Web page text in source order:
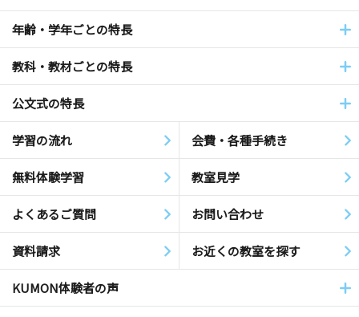
年齢・学年ごとの特長
教科・教材ごとの特長
公文式の特長
学習の流れ 会費・各種手続き
無料体験学習 教室見学
よくあるご質問 お問い合わせ
資料請求 お近くの教室を探す
KUMON体験者の声